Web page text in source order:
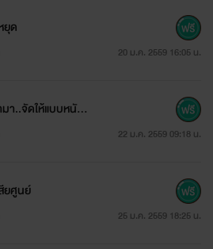
ดเลยเวลาได้อ่านคอมเนมต์น่ารักๆ
อมากๆสังเกตว่าจะตอบทุกคนที่คอม
อเค อย่ารุนแรงมากนักนะคะ คือ
นานล่ะ)ตัวจริงๆเป็นคนบอบบาง ตัว
อบก็จะไม่สุภาพ ซึ่งไม่ควรเลยขอ
เรื่องนี้บอกตามตรงไม่มีพลอตเรื่อง
ยุด
20 ม.ค. 2559 16:05 น.
า..จัดให้แบบหนัก
22 ม.ค. 2559 09:18 น.
สียศูนย์
25 ม.ค. 2559 18:25 น.